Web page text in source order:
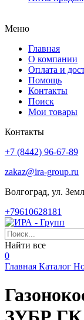
Меню
Главная
О компании
Оплата и
Помощь
Контакты
Поиск
Мои товары
Контакты
+7 (8442) 96-67-89
zakaz@ira-group.ru
Волгоград, ул.
+79610628181
Найти все
0
Главная Каталог